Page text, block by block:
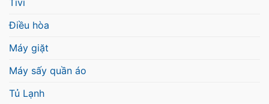
Điều hòa
Máy giặt
Máy sấy quần áo
Tủ Lạnh